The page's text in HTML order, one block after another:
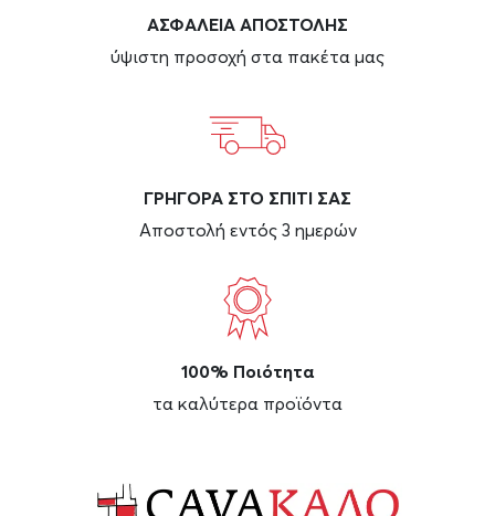
ΑΣΦAΛΕΙΑ ΑΠΟΣΤΟΛΗΣ
ύψιστη προσοχή στα πακέτα μας
ΓΡΗΓΟΡΑ ΣΤΟ ΣΠΙΤΙ ΣΑΣ
Αποστολή εντός 3 ημερών
100% Ποιότητα
τα καλύτερα προϊόντα